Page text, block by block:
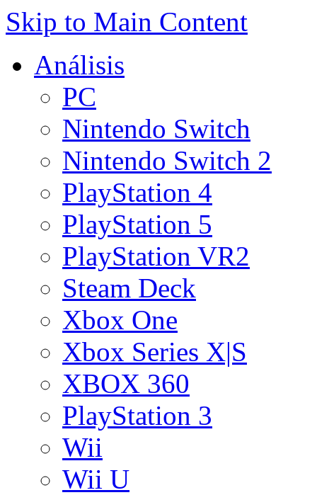
Skip to Main Content
Análisis
PC
Nintendo Switch
Nintendo Switch 2
PlayStation 4
PlayStation 5
PlayStation VR2
Steam Deck
Xbox One
Xbox Series X|S
XBOX 360
PlayStation 3
Wii
Wii U